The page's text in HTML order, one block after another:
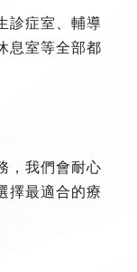
診症室、輔導
息室等全部都
，我們會耐心
擇最適合的療